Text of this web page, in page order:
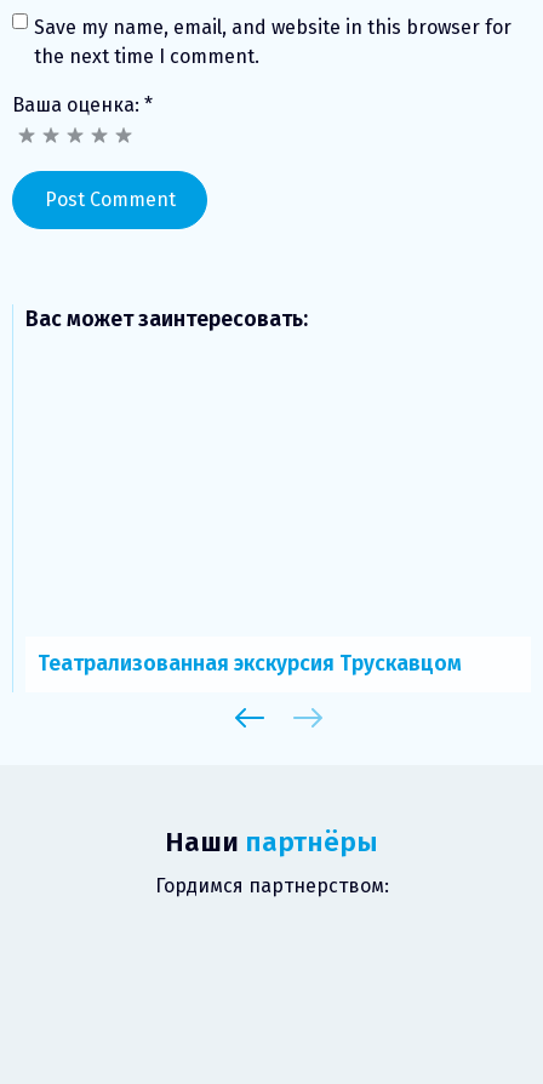
Save my name, email, and website in this browser for
the next time I comment.
Ваша оценка: *
Вас может заинтересовать:
Театрализованная экскурсия Трускавцом
Наши партнёры
Гордимся партнерством: